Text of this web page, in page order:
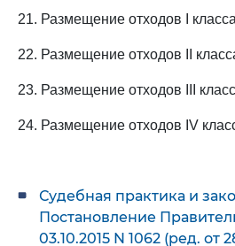
21. Размещение отходов I
22. Размещение отходов II
23. Размещение отходов III
24. Размещение отходов IV
Судебная практика и
Постановление
03.10.2015 N 1062 (ред. от